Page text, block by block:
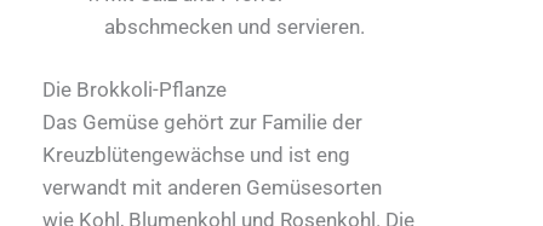
abschmecken und servieren.
Die Brokkoli-Pflanze
Das Gemüse gehört zur Familie der
Kreuzblütengewächse und ist eng
verwandt mit anderen Gemüsesorten
wie Kohl, Blumenkohl und Rosenkohl. Die